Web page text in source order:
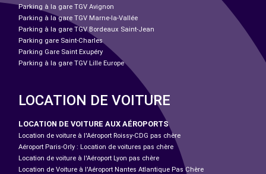
Parking à la gare TGV Avignon
Parking à la gare TGV Marne-la-Vallée
Parking à la gare TGV Bordeaux Saint-Jean
Parking gare Saint-Charles
Parking Gare Saint Exupéry
Parking à la gare TGV Lille Europe
LOCATION DE VOITURE
LOCATION DE VOITURE AUX AÉROPORTS
Location de voiture à l'Aéroport Roissy-CDG pas chère
Aéroport Paris-Orly : Location de voitures pas chère
Location de voiture à l'Aéroport Lyon pas chère
Location de Voiture à l'Aéroport Nantes Atlantique Pas Chère